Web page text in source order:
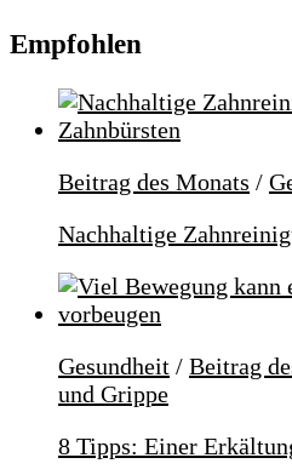
Empfohlen
Beitrag des Monats /
Nachhaltige
Gesundheit / Beitrag
und Grippe
8 Tipps: Einer